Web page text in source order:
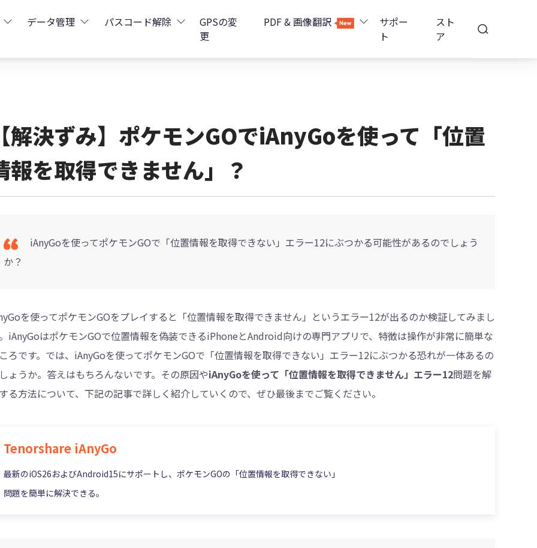
タ復元
復元
- Android不具合修復
- iTunes不具合修復
Boot Genius
データ管理
iCareFone - AndroidとiOS間でデータ転送
iCareFone - WhatsAppデータ転送
iCareFone - LINEデータ転送 App
パスコード解除
4uKey - Android画面ロック解除
GPSの変
更
PDF & 画像翻訳
PDNobオンライン
サポー
ト
スト
ア
【解決ずみ】ポケモンGOでiAnyGoを使って「位置
報を取得できません」？
iAnyGoを使ってポケモンGOで「位置情報を取得できない」エラー12にぶつかる可能性があるのでしょう
か？
を使ってポケモンGOをプレイすると「位置情報を取得できません」というエラー12が出るのか検証してみまし
iAnyGoはポケモンGOで位置情報を偽装できるiPhoneとAndroid向けの専門アプリで、特徴は操作が非常に簡単な
ろです。では、iAnyGoを使ってポケモンGOで「位置情報を取得できない」エラー12にぶつかる恐れが一体あるの
ょうか。答えはもちろんないです。その原因やiAnyGoを使って「位置情報を取得できません」エラー12問題を解
る方法について、下記の記事で詳しく紹介していくので、ぜひ最後までご覧ください。
Tenorshare iAnyGo
最新のiOS26およびAndroid15にサポートし、ポケモンGOの「位置情報を取得できない」
問題を簡単に解決できる。